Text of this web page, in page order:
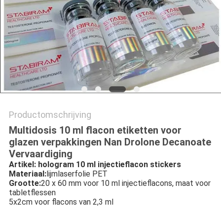
Productomschrijving
Multidosis 10 ml flacon etiketten voor
glazen verpakkingen Nan Drolone Decanoate
Vervaardiging
Artikel: hologram 10 ml injectieflacon stickers
Materiaal:lijmlaserfolie PET
Grootte:20 x 60 mm voor 10 ml injectieflacons, maat voor
tabletflessen
5x2cm voor flacons van 2,3 ml